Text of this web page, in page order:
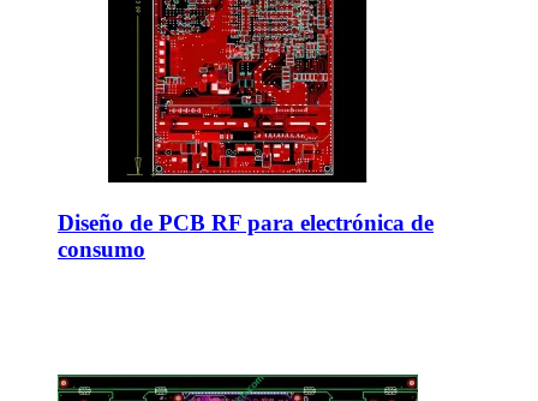
Diseño de PCB RF para electrónica de
consumo